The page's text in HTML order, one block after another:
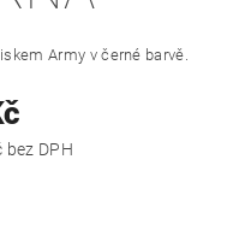
Army v černé barvě.
239,67 Kč bez DPH